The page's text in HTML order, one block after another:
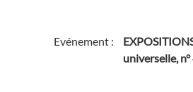
Evénement :
universelle,